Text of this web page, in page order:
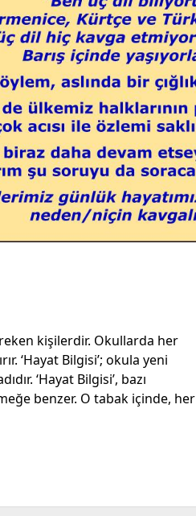
kişilerdir. Okullarda her
‘Hayat Bilgisi’; okula yeni
‘Hayat Bilgisi’, bazı
benzer. O tabak içinde, her